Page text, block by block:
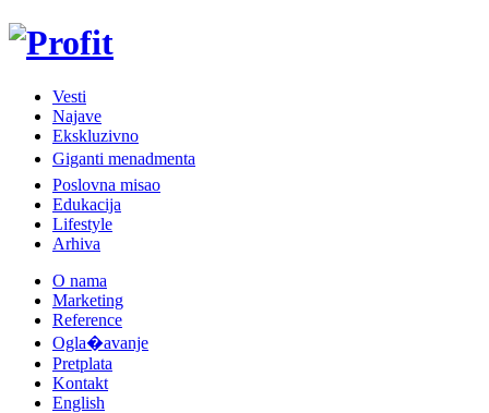
Vesti
Najave
Ekskluzivno
Giganti menadmenta
Poslovna misao
Edukacija
Lifestyle
Arhiva
O nama
Marketing
Reference
Ogla�avanje
Pretplata
Kontakt
English